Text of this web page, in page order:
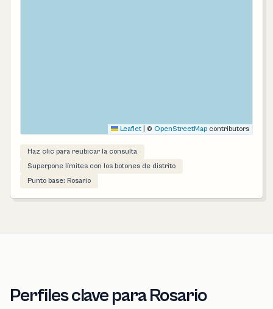
Leaflet © OpenStreetMap contributors
Haz clic para reubicar la consulta
Superpone límites con los botones de distrito
Punto base: Rosario
Perfiles clave para Rosario